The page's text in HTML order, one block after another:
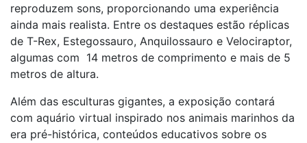
reproduzem sons, proporcionando uma experiência
ainda mais realista. Entre os destaques estão réplicas
de T-Rex, Estegossauro, Anquilossauro e Velociraptor,
algumas com 14 metros de comprimento e mais de 5
metros de altura.
Além das esculturas gigantes, a exposição contará
com aquário virtual inspirado nos animais marinhos da
era pré-histórica, conteúdos educativos sobre os